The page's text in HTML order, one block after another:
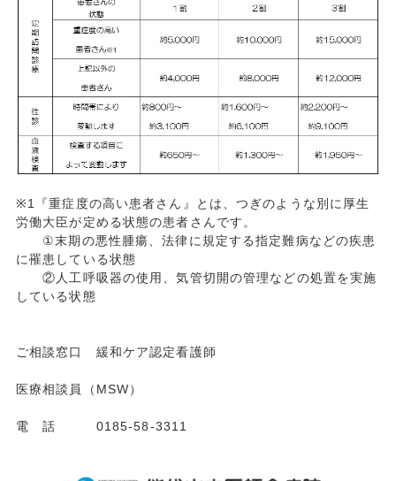
※1『重症度の高い患者さん』とは、つぎのような別に厚生
労働大臣が定める状態の患者さんです。
①末期の悪性腫瘍、法律に規定する指定難病などの疾患
に罹患している状態
②人工呼吸器の使用、気管切開の管理などの処置を実施
している状態
ご相談窓口 緩和ケア認定看護師
医療相談員（MSW）
電 話 0185-58-3311